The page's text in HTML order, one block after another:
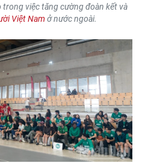
việc tăng cường đoàn kết và
Việt Nam ở nước ngoài.